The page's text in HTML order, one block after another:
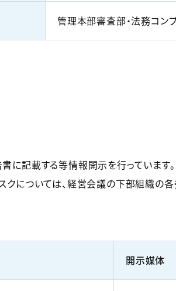
管理本部審査部・法務コン
に記載する等情報開示を行っています。
クについては、経営会議の下部組織の
開示媒体